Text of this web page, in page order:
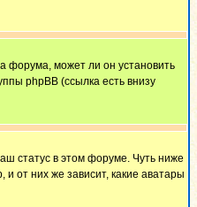
форума, может ли он установить
phpBB (ссылка есть внизу
статус в этом форуме. Чуть ниже
от них же зависит, какие аватары